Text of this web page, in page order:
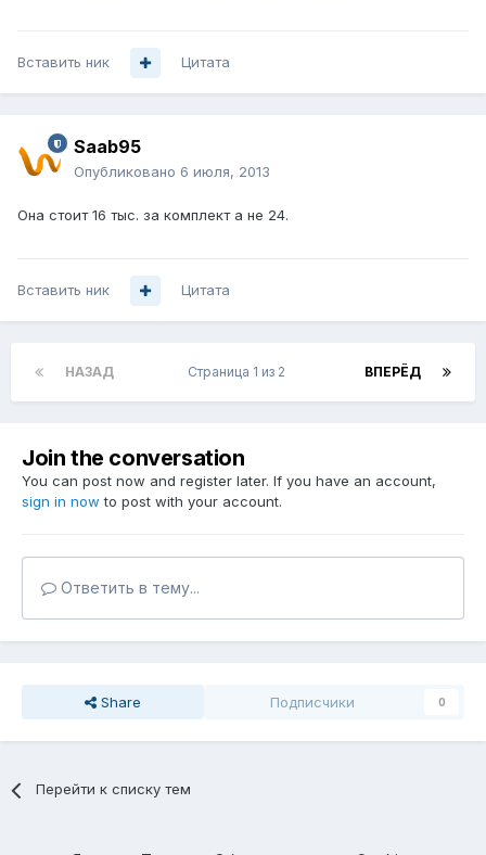
Вставить ник Цитата
Saab95
Опубликовано 6 июля, 2013
Она стоит 16 тыс. за комплект а не 24.
Вставить ник Цитата
НАЗАД ВПЕРЁД
Страница 1 из 2
Join the conversation
You can post now and register later. If you have an account,
sign in now to post with your account.
Ответить в тему...
Share Подписчики 0
Перейти к списку тем